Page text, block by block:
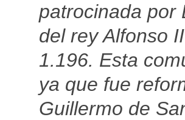
patrocinada por
del rey Alfonso
1.196. Esta
ya que fue
Guillermo de